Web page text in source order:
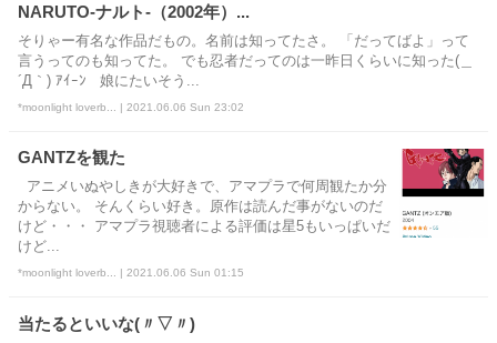
NARUTO-ナルト-（2002年）...
そりゃー有名な作品だもの。名前は知ってたさ。 「だってばよ」って
言うってのも知ってた。 でも忍者だってのは一昨日くらいに知った(＿
´Д｀) ｱｲｰﾝ 娘にたいそう...
*moonlight loverb... | 2021.06.06 Sun 23:02
GANTZを観た
アニメいぬやしきが大好きで、アマプラで何周観たか分
からない。 そんくらい好き。原作は読んだ事がないのだ
けど・・・ アマプラ視聴者による評価は星5もいっぱいだ
けど...
*moonlight loverb... | 2021.06.06 Sun 01:15
当たるといいな(〃▽〃)